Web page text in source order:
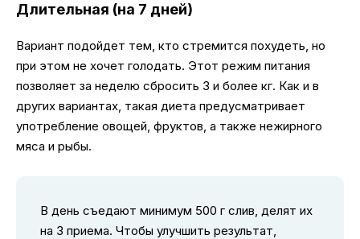
Длительная (на 7 дней)
Вариант подойдет тем, кто стремится похудеть, но
при этом не хочет голодать. Этот режим питания
позволяет за неделю сбросить 3 и более кг. Как и в
других вариантах, такая диета предусматривает
употребление овощей, фруктов, а также нежирного
мяса и рыбы.
В день съедают минимум 500 г слив, делят их
на 3 приема. Чтобы улучшить результат,